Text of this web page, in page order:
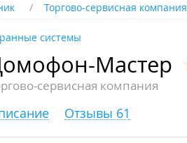
Торгово-сервисная компания
системы
Мастер
сервисная компания
Отзывы 61